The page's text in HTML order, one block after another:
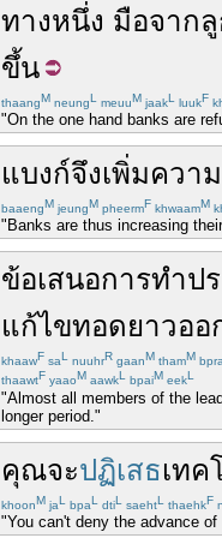
ทางหนึ่ง มือจาก
ขึ้น
thaangM neungL meuuM jaakL luukF
"On the one hand banks are
แบงก์จึงเพิ่มควา
baaengM jeungM pheermF khwaamM
"Banks are thus increasing
ข้อเสนอการทำป
แก้ไขทอดยาวออ
khaawF saL nuuhrR gaanM thamM
thaawtF yaaoM aawkL bpaiM eekL
"Almost all members of the
longer period."
คุณจะปฏิเสธเทค
khoonM jaL bpaL dtiL saehtL thaehkF
"You can't deny the advance